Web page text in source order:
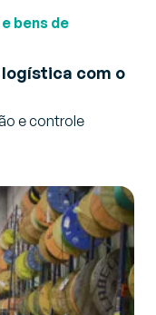
bens de
com o
e controle